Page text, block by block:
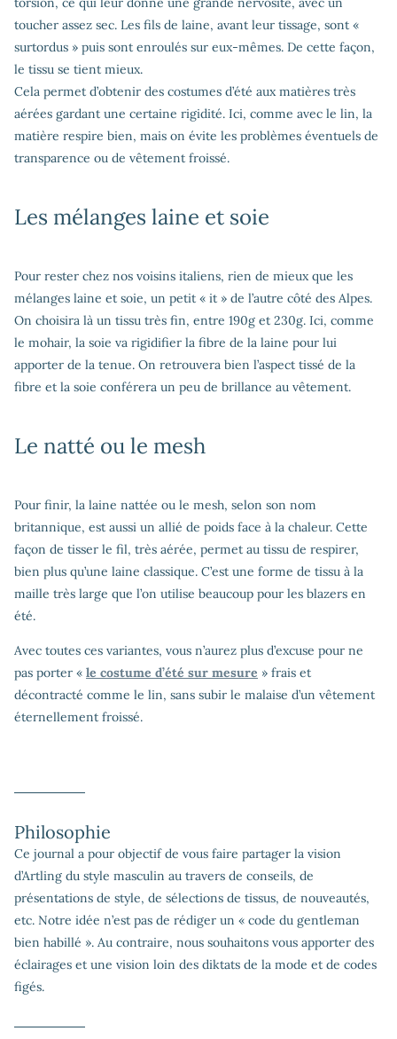
toucher assez sec. Les fils de laine, avant leur tissage, sont «
surtordus » puis sont enroulés sur eux-mêmes. De cette façon,
le tissu se tient mieux.
Cela permet d’obtenir des costumes d’été aux matières très
aérées gardant une certaine rigidité. Ici, comme avec le lin, la
matière respire bien, mais on évite les problèmes éventuels de
transparence ou de vêtement froissé.
Les mélanges laine et soie
Pour rester chez nos voisins italiens, rien de mieux que les
mélanges laine et soie, un petit « it » de l’autre côté des Alpes.
On choisira là un tissu très fin, entre 190g et 230g. Ici, comme
le mohair, la soie va rigidifier la fibre de la laine pour lui
apporter de la tenue. On retrouvera bien l’aspect tissé de la
fibre et la soie conférera un peu de brillance au vêtement.
Le natté ou le mesh
Pour finir, la laine nattée ou le mesh, selon son nom
britannique, est aussi un allié de poids face à la chaleur. Cette
façon de tisser le fil, très aérée, permet au tissu de respirer,
bien plus qu’une laine classique. C’est une forme de tissu à la
maille très large que l’on utilise beaucoup pour les blazers en
été.
Avec toutes ces variantes, vous n’aurez plus d’excuse pour ne
pas porter « le costume d’été sur mesure » frais et
décontracté comme le lin, sans subir le malaise d’un vêtement
éternellement froissé.
Philosophie
Ce journal a pour objectif de vous faire partager la vision
d’Artling du style masculin au travers de conseils, de
présentations de style, de sélections de tissus, de nouveautés,
etc. Notre idée n’est pas de rédiger un « code du gentleman
bien habillé ». Au contraire, nous souhaitons vous apporter des
éclairages et une vision loin des diktats de la mode et de codes
figés.